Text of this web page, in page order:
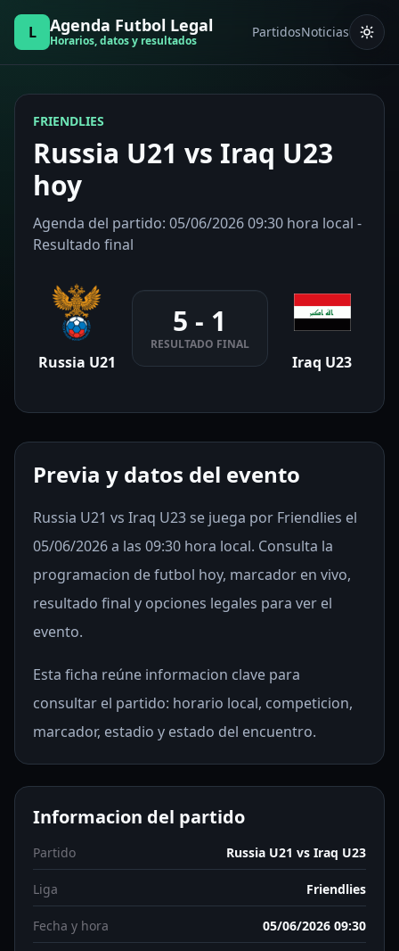
L Agenda Futbol Legal
Horarios, datos y resultados
PartidosNoticias
FRIENDLIES
Russia U21 vs Iraq U23
hoy
Agenda del partido: 05/06/2026 09:30 hora local -
Resultado final
Russia U21
5 - 1
RESULTADO FINAL
Iraq U23
Previa y datos del evento
Russia U21 vs Iraq U23 se juega por Friendlies el
05/06/2026 a las 09:30 hora local. Consulta la
programacion de futbol hoy, marcador en vivo,
resultado final y opciones legales para ver el
evento.
Esta ficha reúne informacion clave para
consultar el partido: horario local, competicion,
marcador, estadio y estado del encuentro.
Informacion del partido
Partido Russia U21 vs Iraq U23
Liga Friendlies
Fecha y hora 05/06/2026 09:30